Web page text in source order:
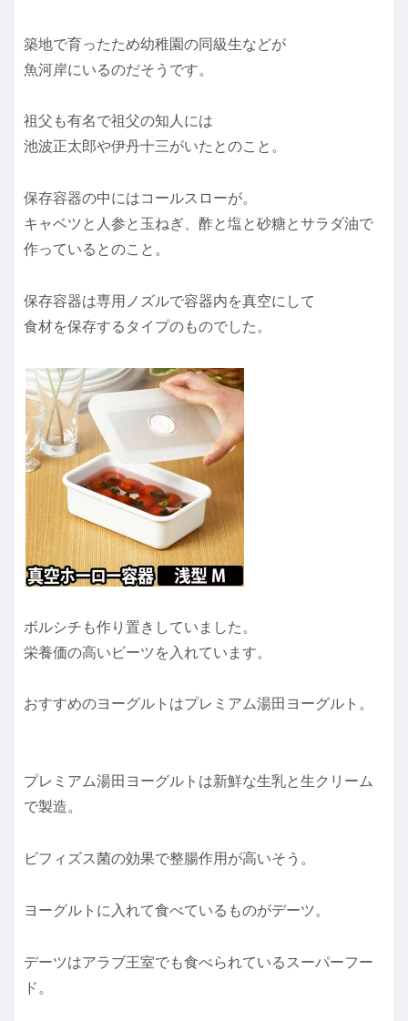
築地で育ったため幼稚園の同級生などが
魚河岸にいるのだそうです。
祖父も有名で祖父の知人には
池波正太郎や伊丹十三がいたとのこと。
保存容器の中にはコールスローが。
キャベツと人参と玉ねぎ、酢と塩と砂糖とサラダ油で
作っているとのこと。
保存容器は専用ノズルで容器内を真空にして
食材を保存するタイプのものでした。
ボルシチも作り置きしていました。
栄養価の高いビーツを入れています。
おすすめのヨーグルトはプレミアム湯田ヨーグルト。
プレミアム湯田ヨーグルトは新鮮な生乳と生クリーム
で製造。
ビフィズス菌の効果で整腸作用が高いそう。
ヨーグルトに入れて食べているものがデーツ。
デーツはアラブ王室でも食べられているスーパーフー
ド。